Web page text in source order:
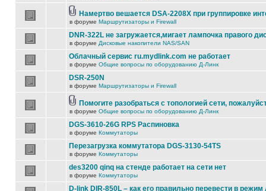
Намертво вешается DSA-2208X при группировке
в форуме Маршрутизаторы и Firewall
DNR-322L не загружается,мигает лампочка правого
в форуме Дисковые накопители NAS/SAN
Облачный сервис ru.mydlink.com не работает
в форуме Общие вопросы по оборудованию Д-Линк
DSR-250N
в форуме Маршрутизаторы и Firewall
Помогите разобраться с топологией сети,
в форуме Общие вопросы по оборудованию Д-Линк
DGS-3610-26G RPS Распиновка
в форуме Коммутаторы
Перезагрузка коммутатора DGS-3130-54TS
в форуме Коммутаторы
des3200 qinq на стенде работает на сети нет
в форуме Коммутаторы
D-link DIR-850L – как его правильно перевести в режим